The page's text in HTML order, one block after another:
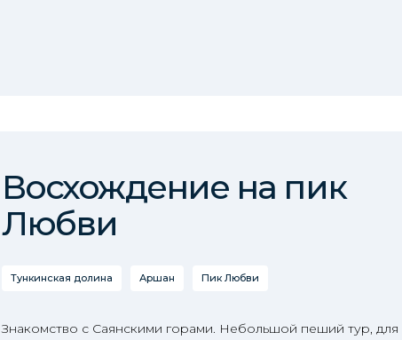
Восхождение на пик
Любви
Тункинская долина Аршан Пик Любви
Знакомство с Саянскими горами. Небольшой пеший тур, для